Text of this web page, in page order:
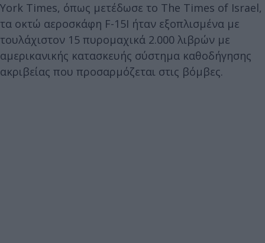
York Times, όπως μετέδωσε το The Times of Israel,
τα οκτώ αεροσκάφη F-15I ήταν εξοπλισμένα με
τουλάχιστον 15 πυρομαχικά 2.000 λιβρών με
αμερικανικής κατασκευής σύστημα καθοδήγησης
ακριβείας που προσαρμόζεται στις βόμβες.